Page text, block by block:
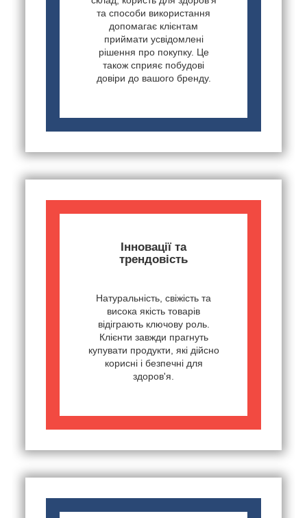
та способи використання
допомагає клієнтам
приймати усвідомлені
рішення про покупку. Це
також сприяє побудові
довіри до вашого бренду.
Інновації та
трендовість
Натуральність, свіжість та
висока якість товарів
відіграють ключову роль.
Клієнти завжди прагнуть
купувати продукти, які дійсно
корисні і безпечні для
здоров'я.